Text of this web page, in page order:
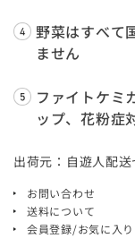
野菜はすべて
ません
ファイトケミ
ップ、花粉症
出荷元：自遊人配送
お問い合わせ
送料について
会員登録/お気に入